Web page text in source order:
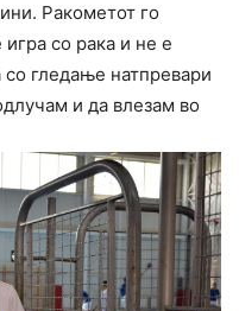
Ракометот го
игра со рака и не е
гледање натпревари
и да влезам во